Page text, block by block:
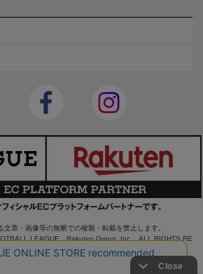
文章・画像等の無断での複製・転載を禁止します。
LEAGUE Rakuten Group, Inc. ALL RIGHTS RE
SERVED.